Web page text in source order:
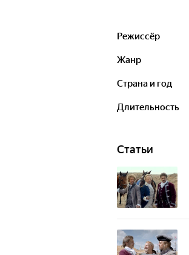
Режиссёр
Жанр
Страна и год
Длительность
Статьи